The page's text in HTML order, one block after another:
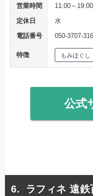
営業時間
11:00～19:00
定休日
水
電話番号
050-3707-
特徴 もみほぐし
公式
ラフィネ 遠鉄